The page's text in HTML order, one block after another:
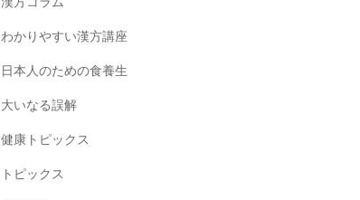
わかりやすい漢方講座
日本人のための食養生
大いなる誤解
健康トピックス
トピックス